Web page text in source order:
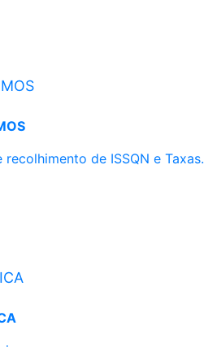
de ISSQN e Taxas.